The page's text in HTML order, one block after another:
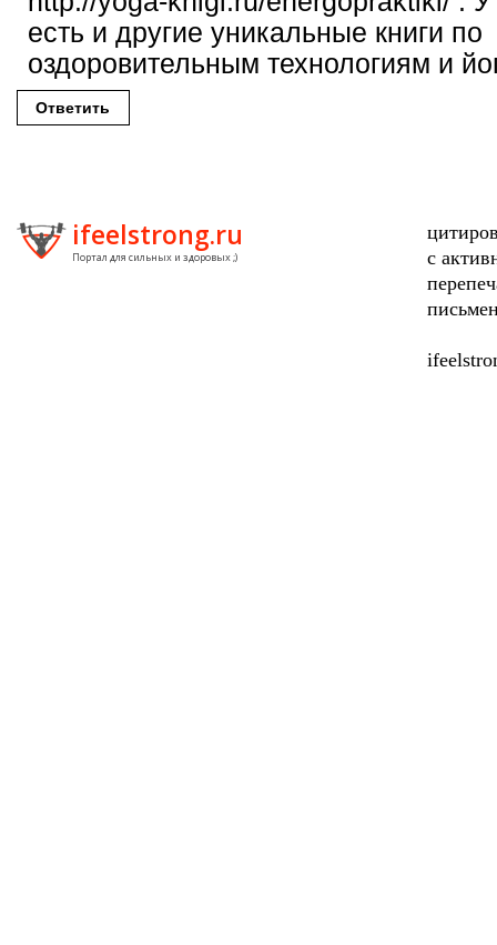
есть и другие уникальные книги по
оздоровительным технологиям и
Ответить
ifeelstrong.ru
Портал для сильных и здоровых ;)
с